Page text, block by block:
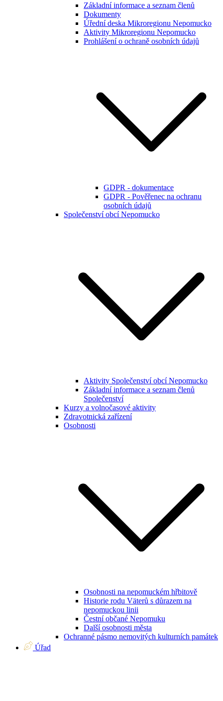
Základní informace a seznam členů
Dokumenty
Úřední deska Mikroregionu Nepomucko
Aktivity Mikroregionu Nepomucko
Prohlášení o ochraně osobních údajů
GDPR - dokumentace
GDPR - Pověřenec na ochranu
osobních údajů
Společenství obcí Nepomucko
Aktivity Společenství obcí Nepomucko
Základní informace a seznam členů
Společenství
Kurzy a volnočasové aktivity
Zdravotnická zařízení
Osobnosti
Osobnosti na nepomuckém hřbitově
Historie rodu Väterů s důrazem na
nepomuckou linii
Čestní občané Nepomuku
Další osobnosti města
Ochranné pásmo nemovitých kulturních památek
Úřad